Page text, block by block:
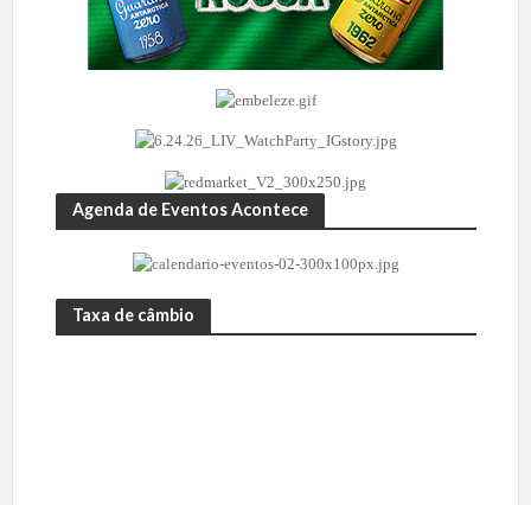
Agenda de Eventos Acontece
Taxa de câmbio